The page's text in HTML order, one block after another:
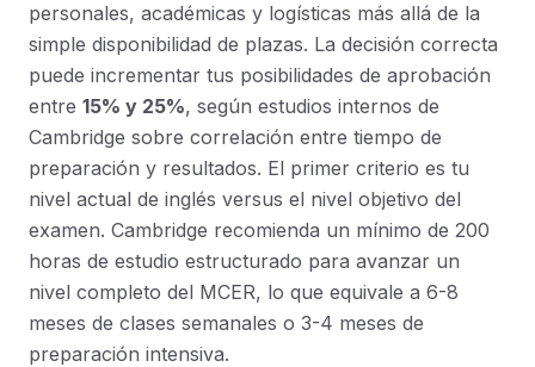
personales, académicas y logísticas más allá de la
simple disponibilidad de plazas. La decisión correcta
puede incrementar tus posibilidades de aprobación
entre 15% y 25%, según estudios internos de
Cambridge sobre correlación entre tiempo de
preparación y resultados. El primer criterio es tu
nivel actual de inglés versus el nivel objetivo del
examen. Cambridge recomienda un mínimo de 200
horas de estudio estructurado para avanzar un
nivel completo del MCER, lo que equivale a 6-8
meses de clases semanales o 3-4 meses de
preparación intensiva.